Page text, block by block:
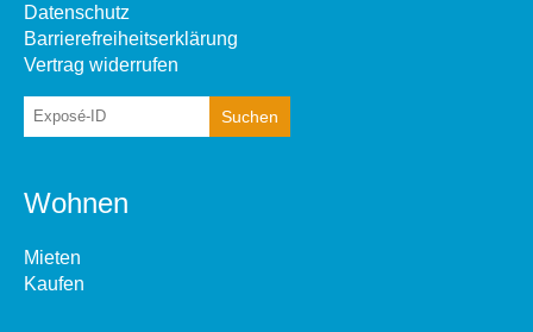
Datenschutz
Barrierefreiheitserklärung
Vertrag widerrufen
Wohnen
Mieten
Kaufen